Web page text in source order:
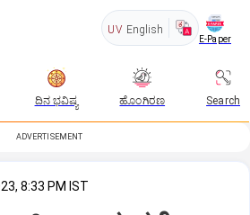
UV English
E-Paper
ದಿನ ಭವಿಷ್ಯ ಹೊಂಗಿರಣ Search
ADVERTISEMENT
8:33 PM IST